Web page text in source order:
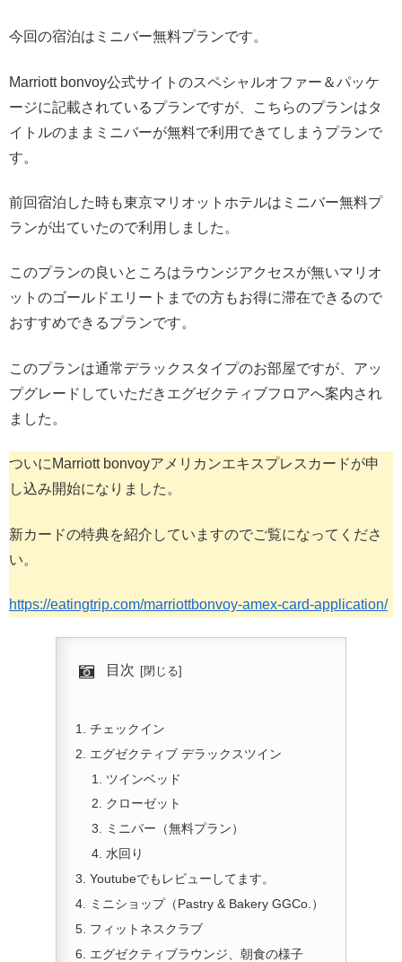
今回の宿泊はミニバー無料プランです。
Marriott bonvoy公式サイトのスペシャルオファー＆パッケ
ージに記載されているプランですが、こちらのプランはタ
イトルのままミニバーが無料で利用できてしまうプランで
す。
前回宿泊した時も東京マリオットホテルはミニバー無料プ
ランが出ていたので利用しました。
このプランの良いところはラウンジアクセスが無いマリオ
ットのゴールドエリートまでの方もお得に滞在できるので
おすすめできるプランです。
このプランは通常デラックスタイプのお部屋ですが、アッ
プグレードしていただきエグゼクティブフロアへ案内され
ました。
ついにMarriott bonvoyアメリカンエキスプレスカードが申
し込み開始になりました。
新カードの特典を紹介していますのでご覧になってくださ
い。
https://eatingtrip.com/marriottbonvoy-amex-card-application/
目次
チェックイン
エグゼクティブ デラックスツイン
ツインベッド
クローゼット
ミニバー（無料プラン）
水回り
Youtubeでもレビューしてます。
ミニショップ（Pastry & Bakery GGCo.）
フィットネスクラブ
エグゼクティブラウンジ、朝食の様子